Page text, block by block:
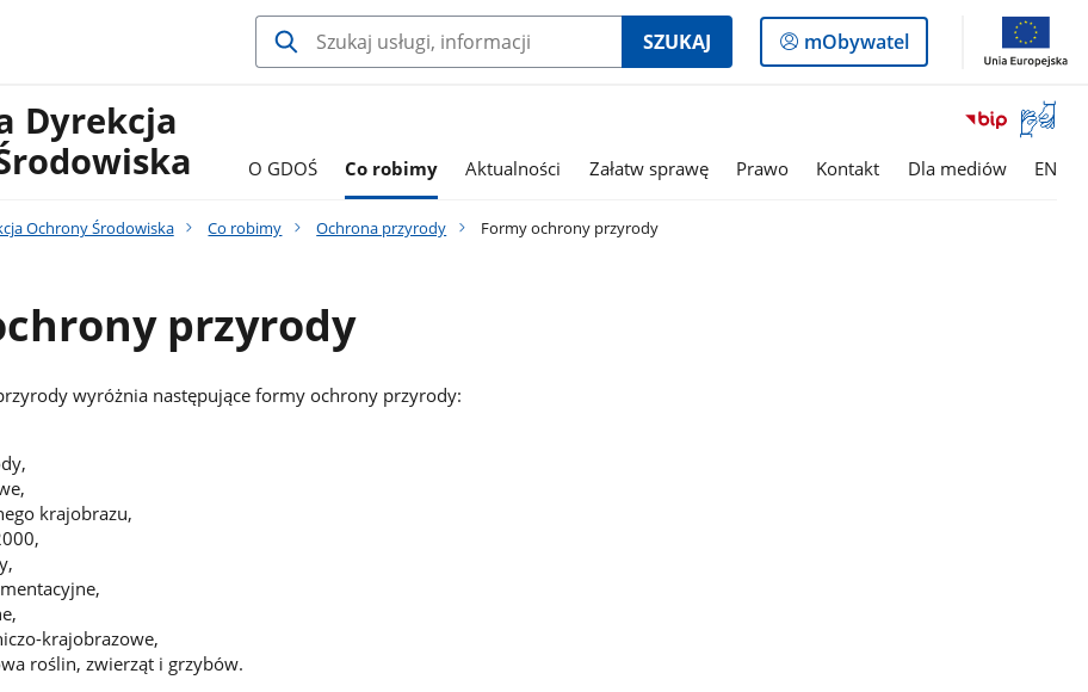
SZUKAJ
Logowanie
do
mObywatel
Otwórz
okno
Dyrekcja
O GDOŚ Co robimy Aktualności Załatw sprawę Prawo Kontakt Dla mediów EN
Ochrony Środowiska Co robimy Ochrona przyrody Formy ochrony przyrody
przyrody
wyróżnia następujące formy ochrony przyrody:
krajobrazu,
krajobrazowe,
roślin, zwierząt i grzybów.